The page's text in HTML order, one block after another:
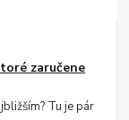
zaručene
Tu je pár